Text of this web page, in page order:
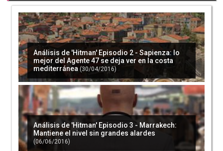
'Hitman' recibirá un nuevo DLC muy pronto.
Será gratis, ¡y benéfico! (06/12/2016)
'Los Cazafantasmas' tendrán dos nuevos
juegos este verano gracias a su próxima
película (15/04/2016)
Análisis de 'Hitman' Episodio 2 - Sapienza: lo
mejor del Agente 47 se deja ver en la costa
mediterránea (30/04/2016)
Análisis de 'Hitman' Episodio 3 - Marrakech:
Mantiene el nivel sin grandes alardes
(06/06/2016)